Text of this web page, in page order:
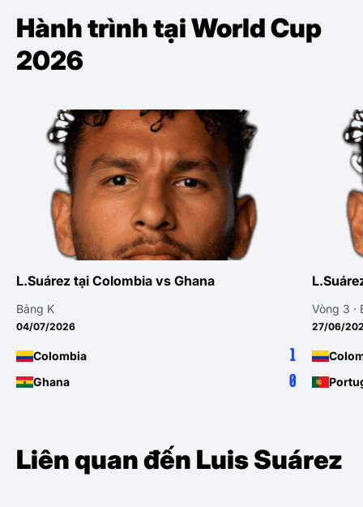
Hành trình tại World Cup
2026
L.Suárez tại Colombia vs Ghana
Bảng K
04/07/2026
Colombia 1
Ghana 0
Vòng 3 ·
27/06/
Liên quan đến Luis Suárez